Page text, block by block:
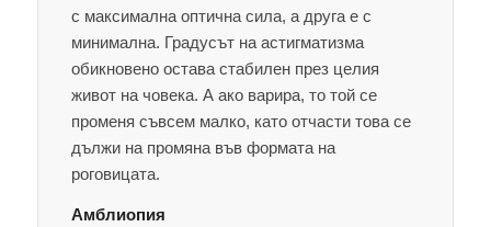
с максимална оптична сила, а друга е с
минимална. Градусът на астигматизма
обикновено остава стабилен през целия
живот на човека. А ако варира, то той се
променя съвсем малко, като отчасти това се
дължи на промяна във формата на
роговицата.
Амблиопия